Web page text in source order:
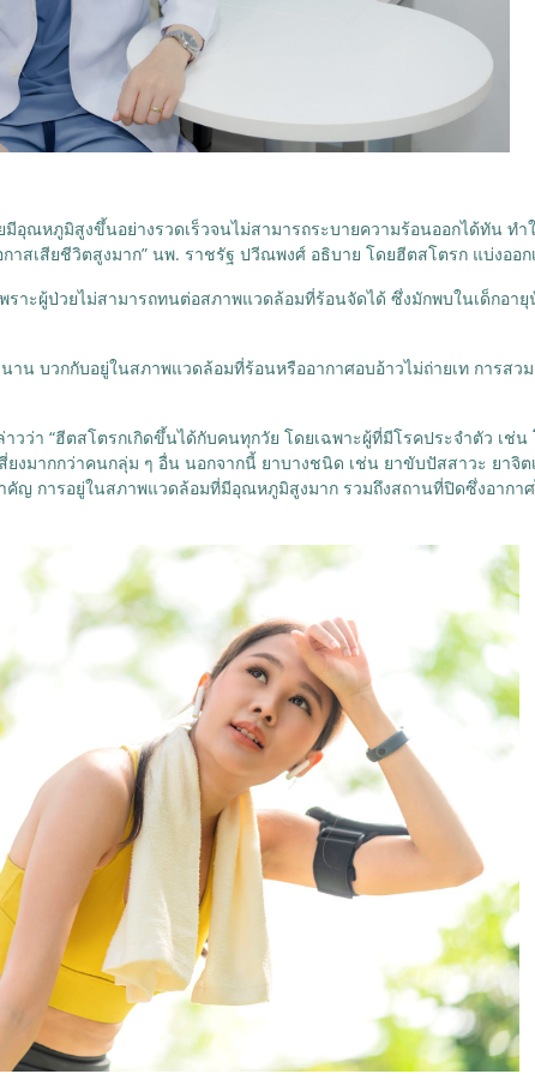
อุณหภูมิสูงขึ้นอย่างรวดเร็วจนไม่สามารถระบายความร้อนออกได้ทัน ท
าสเสียชีวิตสูงมาก” นพ. ราชรัฐ ปวีณพงศ์ อธิบาย โดยฮีตสโตรก แบ่งออ
าะผู้ป่วยไม่สามารถทนต่อสภาพแวดล้อมที่ร้อนจัดได้ ซึ่งมักพบในเด็กอา
น บวกกับอยู่ในสภาพแวดล้อมที่ร้อนหรืออากาศอบอ้าวไม่ถ่ายเท การสว
ว่า “ฮีตสโตรกเกิดขึ้นได้กับคนทุกวัย โดยเฉพาะผู้ที่มีโรคประจำตัว เช่
งมากกว่าคนกลุ่ม ๆ อื่น นอกจากนี้ ยาบางชนิด เช่น ยาขับปัสสาวะ ยาจิ
ญ การอยู่ในสภาพแวดล้อมที่มีอุณหภูมิสูงมาก รวมถึงสถานที่ปิดซึ่งอากา